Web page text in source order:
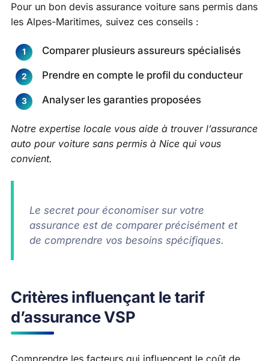
Pour un bon devis assurance voiture sans permis dans
les Alpes-Maritimes, suivez ces conseils :
Comparer plusieurs assureurs spécialisés
Prendre en compte le profil du conducteur
Analyser les garanties proposées
Notre expertise locale vous aide à trouver l’assurance
auto pour voiture sans permis à Nice qui vous
convient.
Le secret pour économiser sur votre
assurance est de comparer précisément et
de comprendre vos besoins spécifiques.
Critères influençant le tarif
d’assurance VSP